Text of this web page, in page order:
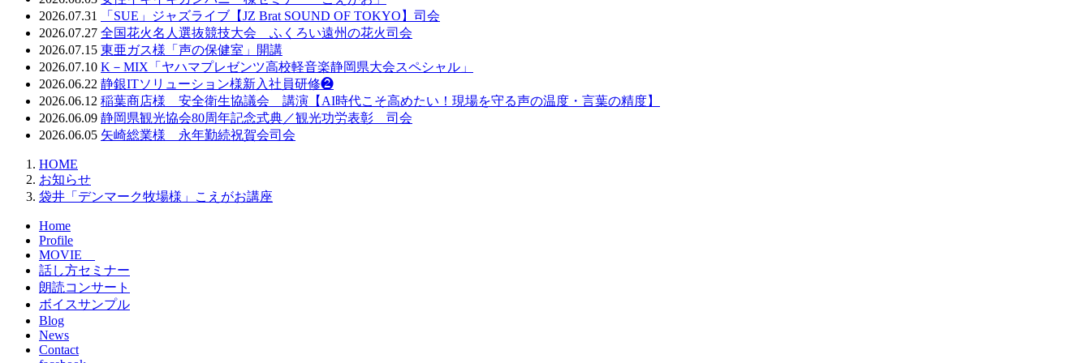
2026.07.31
「SUE」ジャズライブ【JZ Brat SOUND OF TOKYO】司会
2026.07.27 全国花火名人選抜競技大会 ふくろい遠州の花火司会
2026.07.15 東亜ガス様「声の保健室」開講
2026.07.10 K－MIX「ヤハマプレゼンツ高校軽音楽静岡県大会スペシャル」
2026.06.22 静銀ITソリューション様新入社員研修❷
2026.06.12 稲葉商店様 安全衛生協議会 講演【AI時代こそ高めたい！現場を守る声の温度・言葉の精度】
2026.06.09 静岡県観光協会80周年記念式典／観光功労表彰 司会
2026.06.05 矢崎総業様 永年勤続祝賀会司会
HOME
お知らせ
袋井「デンマーク牧場様」こえがお講座
Home
Profile
MOVIE
話し方セミナー
朗読コンサート
ボイスサンプル
Blog
News
Contact